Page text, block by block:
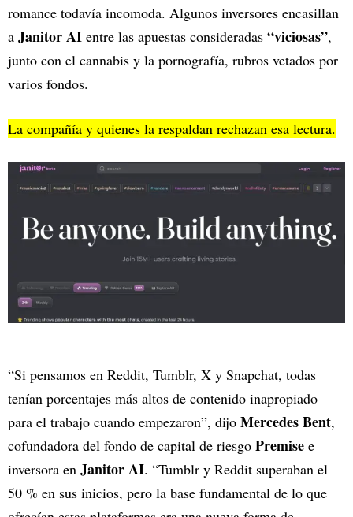
romance todavía incomoda. Algunos inversores encasillan
a Janitor AI entre las apuestas consideradas “viciosas”,
junto con el cannabis y la pornografía, rubros vetados por
varios fondos.
La compañía y quienes la respaldan rechazan esa lectura.
“Si pensamos en Reddit, Tumblr, X y Snapchat, todas
tenían porcentajes más altos de contenido inapropiado
para el trabajo cuando empezaron”, dijo Mercedes Bent,
cofundadora del fondo de capital de riesgo Premise e
inversora en Janitor AI. “Tumblr y Reddit superaban el
50 % en sus inicios, pero la base fundamental de lo que